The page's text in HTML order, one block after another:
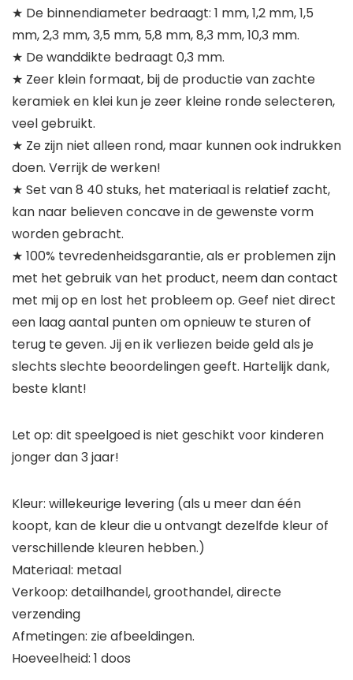
★ De binnendiameter bedraagt: 1 mm, 1,2 mm, 1,5
mm, 2,3 mm, 3,5 mm, 5,8 mm, 8,3 mm, 10,3 mm.
★ De wanddikte bedraagt 0,3 mm.
★ Zeer klein formaat, bij de productie van zachte
keramiek en klei kun je zeer kleine ronde selecteren,
veel gebruikt.
★ Ze zijn niet alleen rond, maar kunnen ook indrukken
doen. Verrijk de werken!
★ Set van 8 40 stuks, het materiaal is relatief zacht,
kan naar believen concave in de gewenste vorm
worden gebracht.
★ 100% tevredenheidsgarantie, als er problemen zijn
met het gebruik van het product, neem dan contact
met mij op en lost het probleem op. Geef niet direct
een laag aantal punten om opnieuw te sturen of
terug te geven. Jij en ik verliezen beide geld als je
slechts slechte beoordelingen geeft. Hartelijk dank,
beste klant!
Let op: dit speelgoed is niet geschikt voor kinderen
jonger dan 3 jaar!
Kleur: willekeurige levering (als u meer dan één
koopt, kan de kleur die u ontvangt dezelfde kleur of
verschillende kleuren hebben.)
Materiaal: metaal
Verkoop: detailhandel, groothandel, directe
verzending
Afmetingen: zie afbeeldingen.
Hoeveelheid: 1 doos